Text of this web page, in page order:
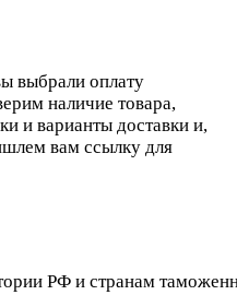
выбрали оплату
наличие товара,
и варианты доставки и,
вам ссылку для
РФ и странам